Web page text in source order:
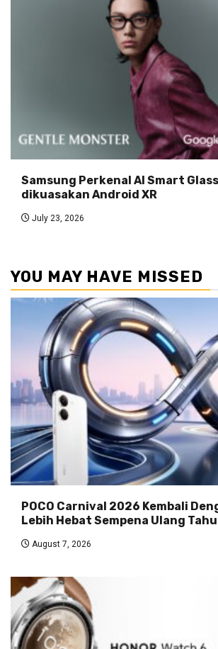
Samsung Perkenal AI Smart
dikuasakan Android XR
July 23, 2026
YOU MAY HAVE MISSED
POCO Carnival 2026 Kembali
Lebih Hebat Sempena Ulang
August 7, 2026